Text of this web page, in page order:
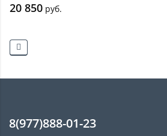
20 850 руб.
8(977)888-01-23